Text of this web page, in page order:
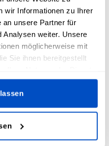
wir Informationen zu Ihrer
an unsere Partner für
Analysen weiter. Unsere
möglicherweise mit
Sie ihnen bereitgestellt
Sorgfalt und
Falzart des Etiketts ist
Endfalz oben/unten,